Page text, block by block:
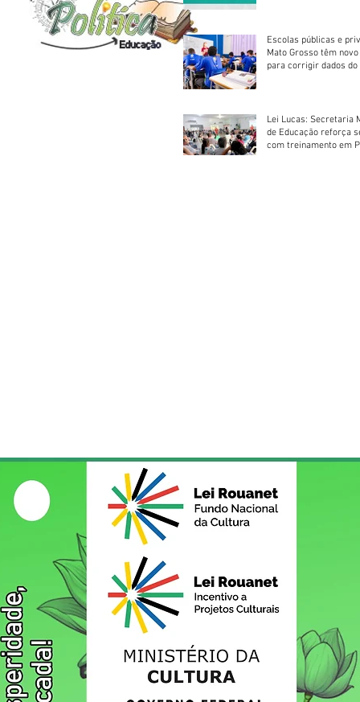
Escolas públicas e
Mato Grosso têm
para corrigir dados do
Lei Lucas: Secretaria
de Educação reforça
com treinamento em